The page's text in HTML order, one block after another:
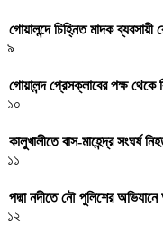
গোয়ালন্দে চিহ্নিত মাদক
৯
গোয়ালন্দ প্রেসক্লাবের পক্ষ থেকে
১০
কালুখালীতে বাস-মাহেন্দ্র সংঘর্ষ
১১
পদ্মা নদীতে নৌ পুলিশের
১২